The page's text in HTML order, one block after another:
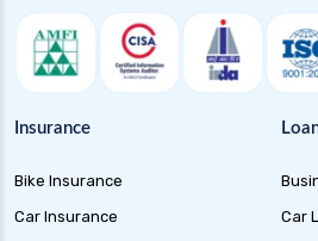
health insurance jaipur
health insurance jodhpur
Insurance
Bike Insurance
Car Insurance
Car